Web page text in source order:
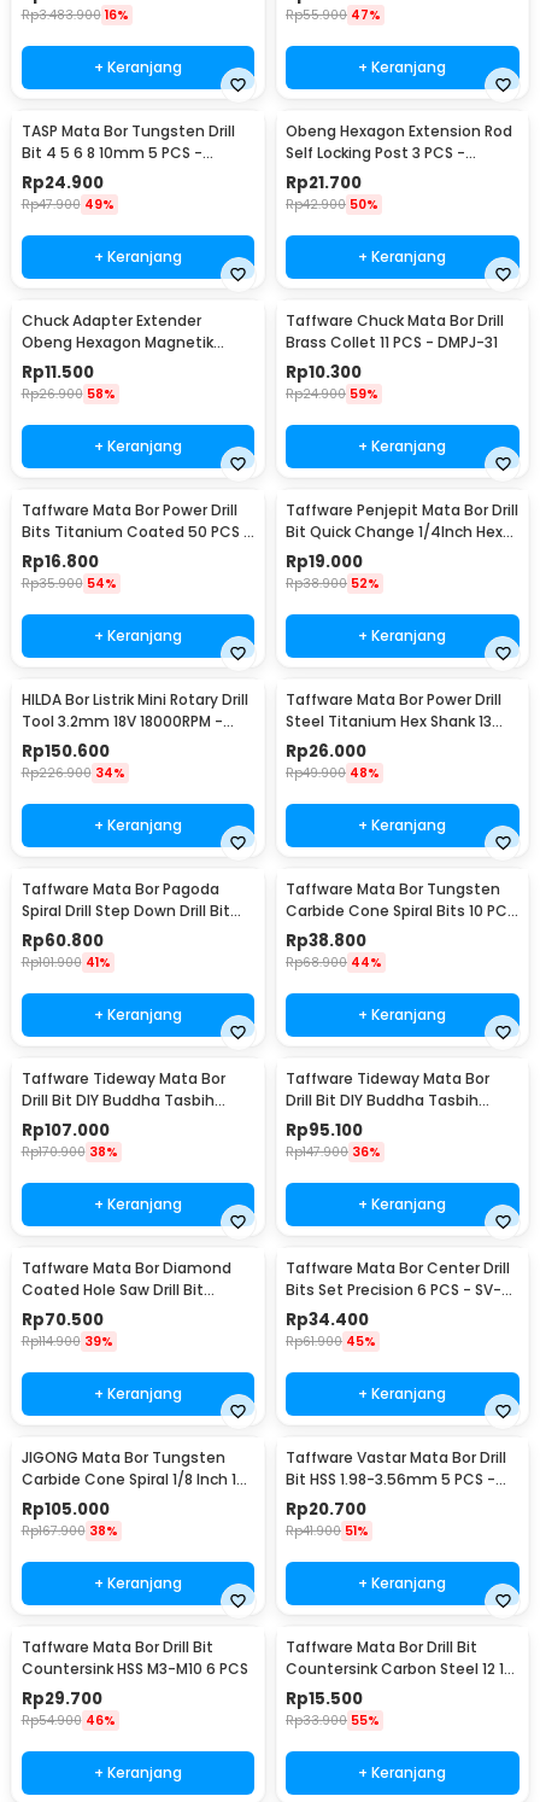
Rp3.483.900 16%
+ Keranjang
Rp55.900 47%
+ Keranjang
TASP Mata Bor Tungsten Drill
Bit 4 5 6 8 10mm 5 PCS -
MGDK002
Rp24.900
Rp47.900 49%
+ Keranjang
Obeng Hexagon Extension Rod
Self Locking Post 3 PCS -
HT43401-3P
Rp21.700
Rp42.900 50%
+ Keranjang
Chuck Adapter Extender
Obeng Hexagon Magnetik
Shank 1/4 Inch
Rp11.500
Rp26.900 58%
+ Keranjang
Taffware Chuck Mata Bor Drill
Brass Collet 11 PCS - DMPJ-31
Rp10.300
Rp24.900 59%
+ Keranjang
Taffware Mata Bor Power Drill
Bits Titanium Coated 50 PCS -
DW1361
Rp16.800
Rp35.900 54%
+ Keranjang
Taffware Penjepit Mata Bor Drill
Bit Quick Change 1/4Inch Hex
Shank - 2054A
Rp19.000
Rp38.900 52%
+ Keranjang
HILDA Bor Listrik Mini Rotary Drill
Tool 3.2mm 18V 18000RPM -
JD5202
Rp150.600
Rp226.900 34%
+ Keranjang
Taffware Mata Bor Power Drill
Steel Titanium Hex Shank 13
PCS - SV-VDB13
Rp26.000
Rp49.900 48%
+ Keranjang
Taffware Mata Bor Pagoda
Spiral Drill Step Down Drill Bit
Tipe 2 5 PCS - BIHH463A
Rp60.800
Rp101.900 41%
+ Keranjang
Taffware Mata Bor Tungsten
Carbide Cone Spiral Bits 10 PCS
- GJ0106
Rp38.800
Rp68.900 44%
+ Keranjang
Taffware Tideway Mata Bor
Drill Bit DIY Buddha Tasbih
Beads 2mm 2 PCS 8mm
Rp107.000
Rp170.900 38%
+ Keranjang
Taffware Tideway Mata Bor
Drill Bit DIY Buddha Tasbih
Beads 2mm 2 PCS 12mm
Rp95.100
Rp147.900 36%
+ Keranjang
Taffware Mata Bor Diamond
Coated Hole Saw Drill Bit
6mm-50mm 15 PCS - GJ0105
Rp70.500
Rp114.900 39%
+ Keranjang
Taffware Mata Bor Center Drill
Bits Set Precision 6 PCS - SV-
VDB25
Rp34.400
Rp61.900 45%
+ Keranjang
JIGONG Mata Bor Tungsten
Carbide Cone Spiral 1/8 Inch 10
PCS - JG8
Rp105.000
Rp167.900 38%
+ Keranjang
Taffware Vastar Mata Bor Drill
Bit HSS 1.98-3.56mm 5 PCS -
SV-VDB26
Rp20.700
Rp41.900 51%
+ Keranjang
Taffware Mata Bor Drill Bit
Countersink HSS M3-M10 6 PCS
Rp29.700
Rp54.900 46%
+ Keranjang
Taffware Mata Bor Drill Bit
Countersink Carbon Steel 12 16
19mm 3 PCS
Rp15.500
Rp33.900 55%
+ Keranjang